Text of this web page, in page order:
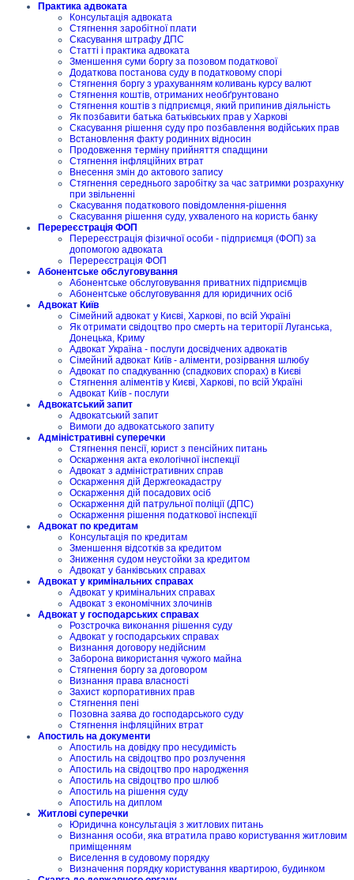
Практика адвоката
Консультація адвоката
Стягнення заробітної плати
Скасування штрафу ДПС
Статті і практика адвоката
Зменшення суми боргу за позовом податкової
Додаткова постанова суду в податковому спорі
Стягнення боргу з урахуванням коливань курсу валют
Стягнення коштів, отриманих необґрунтовано
Стягнення коштів з підприємця, який припинив діяльність
Як позбавити батька батьківських прав у Харкові
Скасування рішення суду про позбавлення водійських прав
Встановлення факту родинних відносин
Продовження терміну прийняття спадщини
Стягнення інфляційних втрат
Внесення змін до актового запису
Стягнення середнього заробітку за час затримки розрахунку
при звільненні
Скасування податкового повідомлення-рішення
Скасування рішення суду, ухваленого на користь банку
Перереєстрація ФОП
Перереєстрація фізичної особи - підприємця (ФОП) за
допомогою адвоката
Перереєстрація ФОП
Абонентське обслуговування
Абонентське обслуговування приватних підприємців
Абонентське обслуговування для юридичних осіб
Адвокат Київ
Сімейний адвокат у Києві, Харкові, по всій Україні
Як отримати свідоцтво про смерть на території Луганська,
Донецька, Криму
Адвокат Україна - послуги досвідчених адвокатів
Сімейний адвокат Київ - аліменти, розірвання шлюбу
Адвокат по спадкуванню (спадкових спорах) в Києві
Стягнення аліментів у Києві, Харкові, по всій Україні
Адвокат Київ - послуги
Адвокатський запит
Адвокатський запит
Вимоги до адвокатського запиту
Адміністративні суперечки
Стягнення пенсії, юрист з пенсійних питань
Оскарження акта екологічної інспекції
Адвокат з адміністративних справ
Оскарження дій Держгеокадастру
Оскарження дій посадових осіб
Оскарження дій патрульної поліції (ДПС)
Оскарження рішення податкової інспекції
Адвокат по кредитам
Консультація по кредитам
Зменшення відсотків за кредитом
Зниження судом неустойки за кредитом
Адвокат у банківських справах
Адвокат у кримінальних справах
Адвокат у кримінальних справах
Адвокат з економічних злочинів
Адвокат у господарських справах
Розстрочка виконання рішення суду
Адвокат у господарських справах
Визнання договору недійсним
Заборона використання чужого майна
Стягнення боргу за договором
Визнання права власності
Захист корпоративних прав
Стягнення пені
Позовна заява до господарського суду
Стягнення інфляційних втрат
Апостиль на документи
Апостиль на довідку про несудимість
Апостиль на свідоцтво про розлучення
Апостиль на свідоцтво про народження
Апостиль на свідоцтво про шлюб
Апостиль на рішення суду
Апостиль на диплом
Житлові суперечки
Юридична консультація з житлових питань
Визнання особи, яка втратила право користування житловим
приміщенням
Виселення в судовому порядку
Визначення порядку користування квартирою, будинком